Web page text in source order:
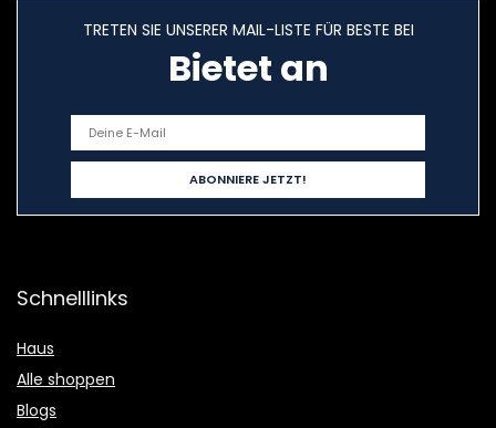
TRETEN SIE UNSERER MAIL-LISTE FÜR BESTE BEI
Bietet an
Schnelllinks
Haus
Alle shoppen
Blogs